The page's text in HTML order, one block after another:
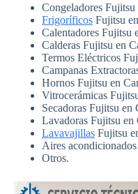
Congeladores
Frigoríficos Fujitsu
Calentadores Fujitsu
Calderas Fujitsu en
Termos Eléctricos
Campanas
Hornos Fujitsu en
Vitrocerámicas
Secadoras Fujitsu en
Lavadoras Fujitsu en
Lavavajillas Fujitsu
Aires
Otros.